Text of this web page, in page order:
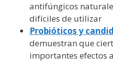
antifúngicos
difíciles de utilizar
Probióticos y
demuestran que
importantes efectos